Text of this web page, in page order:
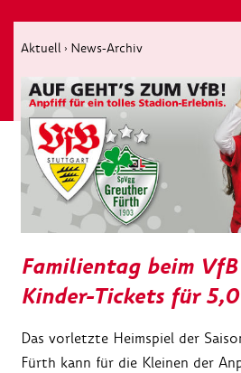
Aktuell › News-Archiv
Familientag beim
Kinder-Tickets für
Das vorletzte Heimspiel der
Fürth kann für die Kleinen der